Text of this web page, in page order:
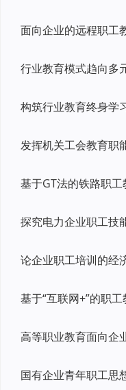
面向企业的远程职工
行业教育模式趋向多
构筑行业教育终身学
发挥机关工会教育职
基于GT法的铁路职
探究电力企业职工技
论企业职工培训的经
基于“互联网+”的职
高等职业教育面向企
国有企业青年职工思